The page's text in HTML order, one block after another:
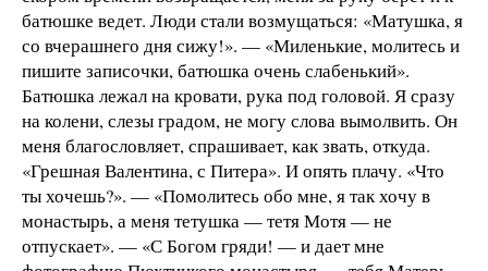
батюшке ведет. Люди стали возмущаться: «Матушка, я
со вчерашнего дня сижу!». — «Миленькие, молитесь и
пишите записочки, батюшка очень слабенький».
Батюшка лежал на кровати, рука под головой. Я сразу
на колени, слезы градом, не могу слова вымолвить. Он
меня благословляет, спрашивает, как звать, откуда.
«Грешная Валентина, с Питера». И опять плачу. «Что
ты хочешь?». — «Помолитесь обо мне, я так хочу в
монастырь, а меня тетушка — тетя Мотя — не
отпускает». — «С Богом гряди! — и дает мне